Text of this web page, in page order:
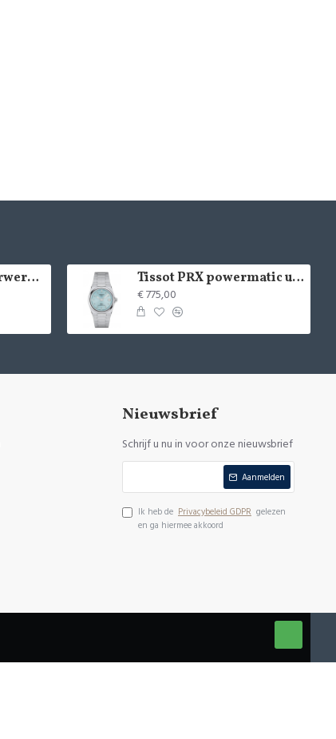
LACOSTE kinderuurwerk - 2529 Tissot PRX powermatic uurwerk - 15020
€ 775,00
Nieuwsbrief
Schrijf u nu in voor onze nieuwsbrief
Aanmelden
Ik heb de Privacybeleid GDPR gelezen
en ga hiermee akkoord